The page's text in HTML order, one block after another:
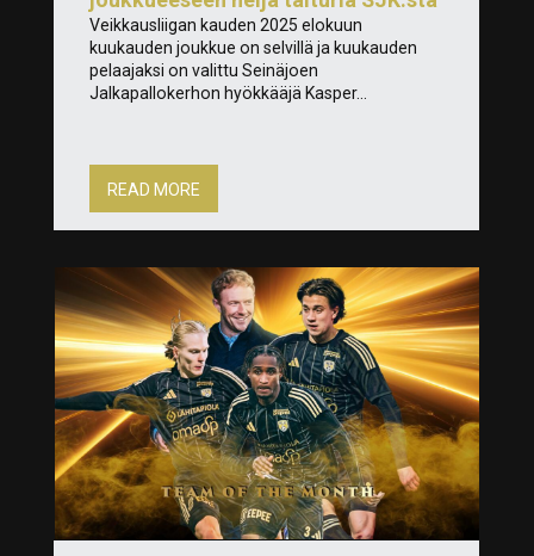
Veikkausliigan kauden 2025 elokuun
kuukauden joukkue on selvillä ja kuukauden
pelaajaksi on valittu Seinäjoen
Jalkapallokerhon hyökkääjä Kasper...
READ MORE